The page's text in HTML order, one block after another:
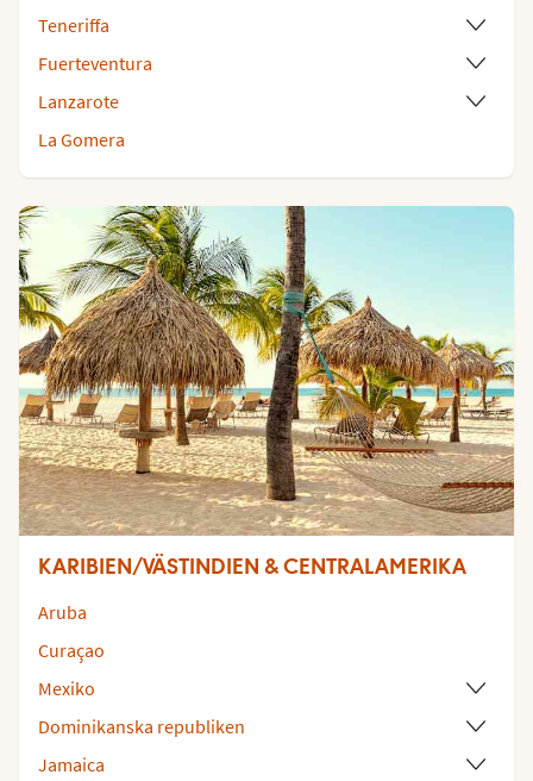
Teneriffa
Fuerteventura
Lanzarote
La Gomera
KARIBIEN/VÄSTINDIEN & CENTRALAMERIKA
Aruba
Curaçao
Mexiko
Dominikanska republiken
Jamaica